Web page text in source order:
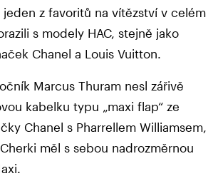
z favoritů na vítězství v celém
s modely HAC, stejně jako
Chanel a Louis Vuitton.
Marcus Thuram nesl zářivě
kabelku typu „maxi flap“ ze
Chanel s Pharrellem Williamsem,
měl s sebou nadrozměrnou